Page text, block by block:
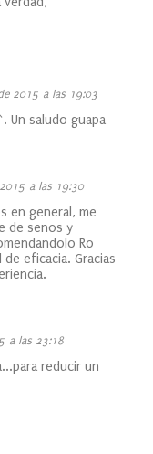
2015 a las 19:03
Un saludo guapa
a las 19:30
en general, me
de senos y
Ro
eficacia. Gracias
a las 23:18
reducir un